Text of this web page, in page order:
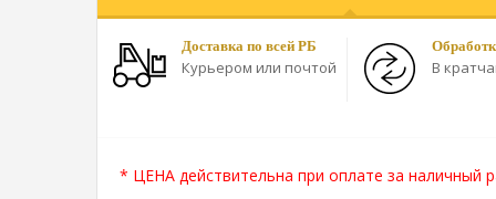
Доставка по всей РБ
Курьером или почтой В
* ЦЕНА действительна при оплате за наличный